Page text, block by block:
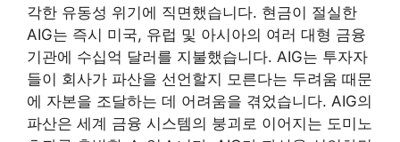
각한 유동성 위기에 직면했습니다. 현금이 절실한
AIG는 즉시 미국, 유럽 및 아시아의 여러 대형 금융
기관에 수십억 달러를 지불했습니다. AIG는 투자자
들이 회사가 파산을 선언할지 모른다는 두려움 때문
에 자본을 조달하는 데 어려움을 겪었습니다. AIG의
파산은 세계 금융 시스템의 붕괴로 이어지는 도미노